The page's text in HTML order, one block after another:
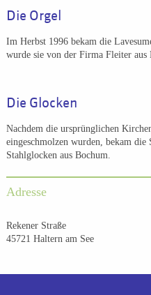
Die Orgel
Im Herbst 1996 bekam die
wurde sie von der Firma Fleiter aus
Die Glocken
Nachdem die ursprünglichen
eingeschmolzen wurden, bekam
Stahlglocken aus Bochum.
Adresse
Rekener Straße
45721 Haltern am See